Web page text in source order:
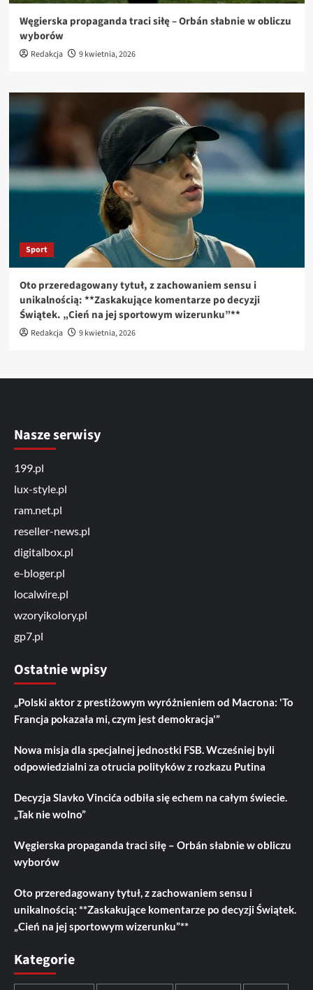
Węgierska propaganda traci siłę – Orbán słabnie w obliczu
wyborów
Redakcja 9 kwietnia, 2026
Sport
Oto przeredagowany tytuł, z zachowaniem sensu i
unikalnością: **Zaskakujące komentarze po decyzji
Świątek. „Cień na jej sportowym wizerunku”**
Redakcja 9 kwietnia, 2026
Nasze serwisy
199.pl
lux-style.pl
ram.net.pl
reseller-news.pl
digitalbox.pl
e-bloger.pl
localwire.pl
wzoryikolory.pl
gp7.pl
Ostatnie wpisy
„Polski aktor z prestiżowym wyróżnieniem od Macrona: 'To
Francja pokazała mi, czym jest demokracja'”
Nowa misja dla specjalnej jednostki FSB. Wcześniej byli
odpowiedzialni za otrucia polityków z rozkazu Putina
Decyzja Slavko Vincića odbiła się echem na całym świecie.
„Tak nie wolno”
Węgierska propaganda traci siłę – Orbán słabnie w obliczu
wyborów
Oto przeredagowany tytuł, z zachowaniem sensu i
unikalnością: **Zaskakujące komentarze po decyzji Świątek.
„Cień na jej sportowym wizerunku”**
Kategorie